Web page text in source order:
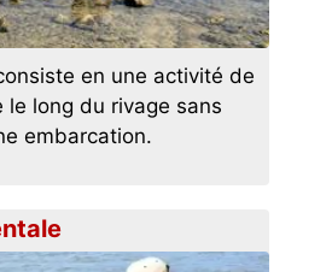
en une activité de
le long du rivage sans
embarcation.